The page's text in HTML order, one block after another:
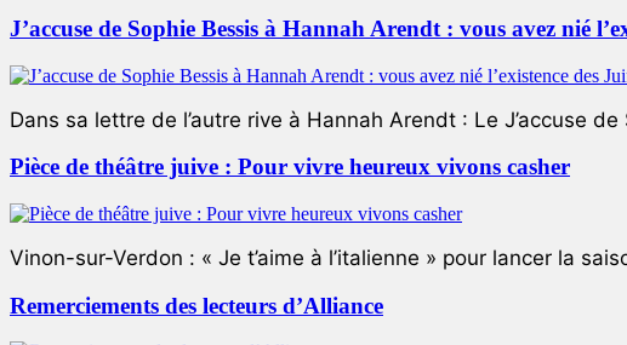
J’accuse de Sophie Bessis à Hannah Arendt : vous avez nié
Dans sa lettre de l’autre rive à Hannah Arendt : Le J’accuse de
Pièce de théâtre juive : Pour vivre heureux vivons casher
Vinon-sur-Verdon : « Je t’aime à l’italienne » pour lancer la
Remerciements des lecteurs d’Alliance